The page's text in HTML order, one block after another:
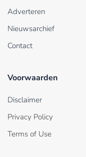
Adverteren
Nieuwsarchief
Contact
Voorwaarden
Disclaimer
Privacy Policy
Terms of Use